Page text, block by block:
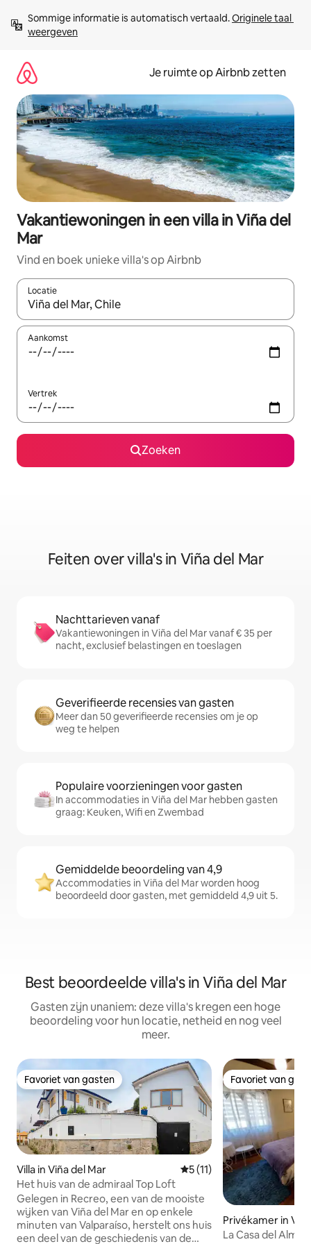
direct
naar
Sommige informatie is automatisch vertaald. Originele taal
weergeven
Je ruimte op Airbnb zetten
Vakantiewoningen in een villa in Viña del
Mar
Vind en boek unieke villa's op Airbnb
Locatie
Wanneer er suggesties beschikbaar zijn, maak je een keuze
Aankomst
Vertrek
Zoeken
Feiten over villa's in Viña del Mar
Nachttarieven vanaf
Vakantiewoningen in Viña del Mar vanaf € 35 per
nacht, exclusief belastingen en toeslagen
Geverifieerde recensies van gasten
Meer dan 50 geverifieerde recensies om je op
weg te helpen
Populaire voorzieningen voor gasten
In accommodaties in Viña del Mar hebben gasten
graag: Keuken, Wifi en Zwembad
Gemiddelde beoordeling van 4,9
Accommodaties in Viña del Mar worden hoog
beoordeeld door gasten, met gemiddeld 4,9 uit 5.
Best beoordeelde villa's in Viña del Mar
Gasten zijn unaniem: deze villa's kregen een hoge
beoordeling voor hun locatie, netheid en nog veel
meer.
Favoriet van gasten
Favoriet van gasten
Villa in Viña del Mar Gemiddelde beoordeling
5 (11)
Het huis van de admiraal Top Loft
Gelegen in Recreo, een van de mooiste
wijken van Viña del Mar en op enkele
minuten van Valparaíso, herstelt ons huis
een deel van de geschiedenis van de
Favoriet van
Favoriet van
Privékamer in
La Casa del